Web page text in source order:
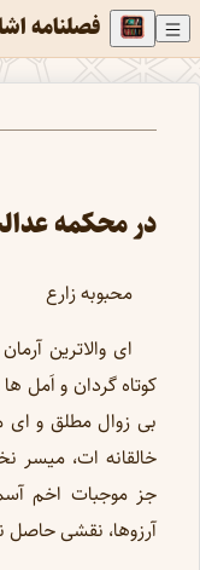
در محکمه
محبوبه زارع
ای والاترین
کوتاه گردان و اَمل
بی زوال مطلق و ای
خالقانه ات، میسر
جز موجبات اخم
آرزوها، نقشی حاصل